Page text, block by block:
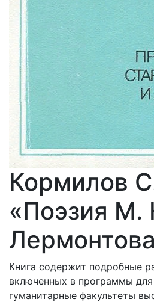
Кормилов
«Поэзия М.
Книга содержит подробные
включенных в программы
гуманитарные факультеты